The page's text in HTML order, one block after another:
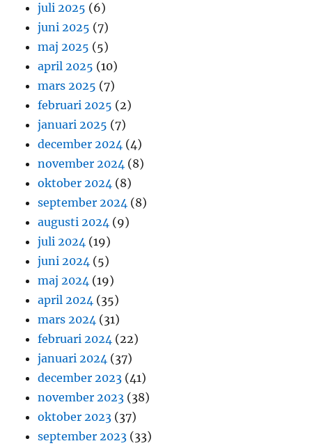
juli 2025 (6)
juni 2025 (7)
maj 2025 (5)
april 2025 (10)
mars 2025 (7)
februari 2025 (2)
januari 2025 (7)
december 2024 (4)
november 2024 (8)
oktober 2024 (8)
september 2024 (8)
augusti 2024 (9)
juli 2024 (19)
juni 2024 (5)
maj 2024 (19)
april 2024 (35)
mars 2024 (31)
februari 2024 (22)
januari 2024 (37)
december 2023 (41)
november 2023 (38)
oktober 2023 (37)
september 2023 (33)